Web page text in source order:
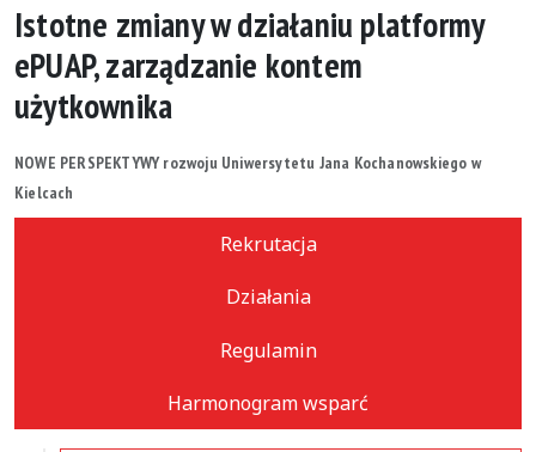
Istotne zmiany w działaniu platformy
ePUAP, zarządzanie kontem
użytkownika
NOWE PERSPEKTYWY rozwoju Uniwersytetu Jana Kochanowskiego w
Kielcach
Rekrutacja
Działania
Regulamin
Harmonogram wsparć